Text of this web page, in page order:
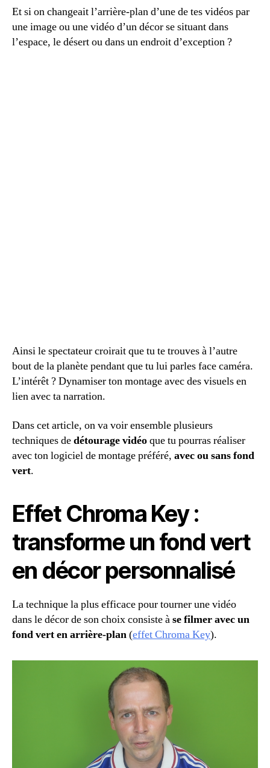
Et si on changeait l’arrière-plan d’une de tes vidéos par
une image ou une vidéo d’un décor se situant dans
l’espace, le désert ou dans un endroit d’exception ?
Ainsi le spectateur croirait que tu te trouves à l’autre
bout de la planète pendant que tu lui parles face caméra.
L’intérêt ? Dynamiser ton montage avec des visuels en
lien avec ta narration.
Dans cet article, on va voir ensemble plusieurs
techniques dedétourage vidéoque tu pourras réaliser
avec ton logiciel de montage préféré, avec ou sans fond
vert.
Effet Chroma Key :
transforme un fond vert
en décor personnalisé
La technique la plus efficace pour tourner une vidéo
dans le décor de son choix consiste àse filmer avec un
fond vert en arrière-plan(effet Chroma Key).